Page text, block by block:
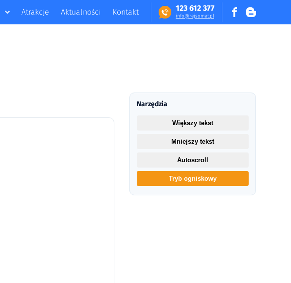
123 612 377
in​fo​@​​rej​somat​.​pl
Atrakcje Aktualności Kontakt
Narzędzia
Większy tekst
Mniejszy tekst
Autoscroll
Tryb ogniskowy